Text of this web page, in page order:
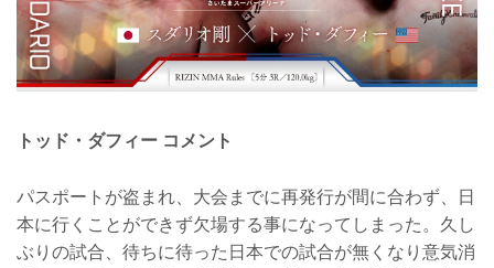
トッド・ダフィー コメント
パスポートが盗まれ、大会までに再発行が間に合わず、日
本に行くことができず欠場する事になってしまった。久し
ぶりの試合、待ちに待った日本での試合が無くなり意気消